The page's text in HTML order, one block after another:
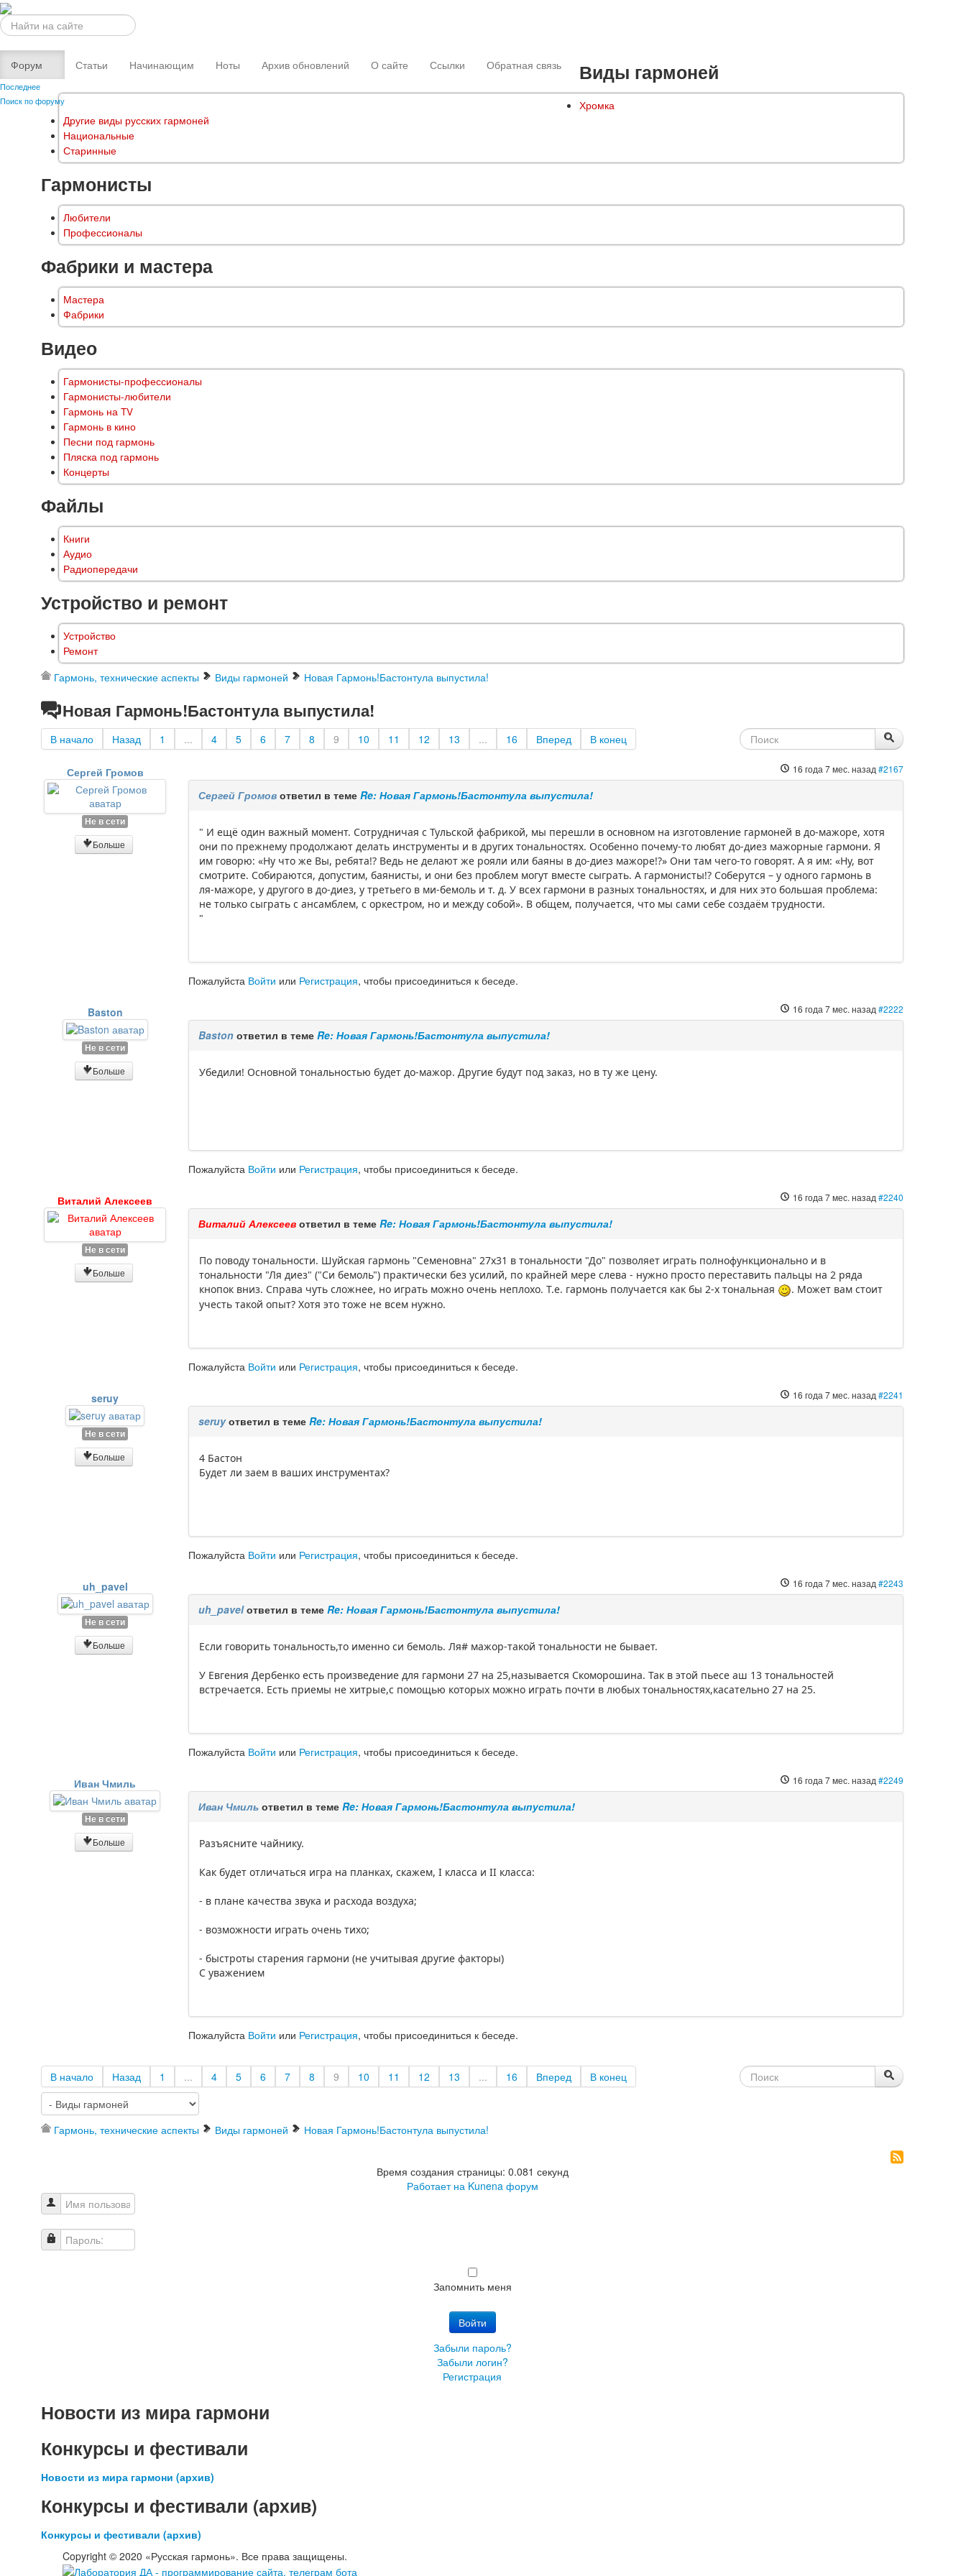
Искать...
Форум
Последнее
Поиск по форуму
Статьи Начинающим Ноты Архив обновлений О сайте Ссылки Обратная связь Виды гармоней
Хромка
Другие виды русских гармоней
Национальные
Старинные
Гармонисты
Любители
Профессионалы
Фабрики и мастера
Мастера
Фабрики
Видео
Гармонисты-профессионалы
Гармонисты-любители
Гармонь на TV
Гармонь в кино
Песни под гармонь
Пляска под гармонь
Концерты
Файлы
Книги
Аудио
Радиопередачи
Устройство и ремонт
Устройство
Ремонт
Гармонь, технические аспекты Виды гармоней Новая Гармонь!Бастонтула выпустила!
Новая Гармонь!Бастонтула выпустила!
В начало Назад 1 ... 4 5 6 7 8 9 10 11 12 13 ... 16 Вперед В конец
Сергей Громов
Не в сети
Больше
16 года 7 мес. назад #2167
Сергей Громов ответил в темеRe: Новая Гармонь!Бастонтула выпустила!
" И ещё один важный момент. Сотрудничая с Тульской фабрикой, мы перешли в основном на изготовление гармоней в до-мажоре, хотя
они по прежнему продолжают делать инструменты и в других тональностях. Особенно почему-то любят до-диез мажорные гармони. Я
им говорю: «Ну что же Вы, ребята!? Ведь не делают же рояли или баяны в до-диез мажоре!?» Они там чего-то говорят. А я им: «Ну, вот
смотрите. Собираются, допустим, баянисты, и они без проблем могут вместе сыграть. А гармонисты!? Соберутся – у одного гармонь в
ля-мажоре, у другого в до-диез, у третьего в ми-бемоль и т. д. У всех гармони в разных тональностях, и для них это большая проблема:
не только сыграть с ансамблем, с оркестром, но и между собой». В общем, получается, что мы сами себе создаём трудности.
"
Пожалуйста Войти или Регистрация, чтобы присоединиться к беседе.
Baston
Не в сети
Больше
16 года 7 мес. назад #2222
Baston ответил в темеRe: Новая Гармонь!Бастонтула выпустила!
Убедили! Основной тональностью будет до-мажор. Другие будут под заказ, но в ту же цену.
Пожалуйста Войти или Регистрация, чтобы присоединиться к беседе.
Виталий Алексеев
Не в сети
Больше
16 года 7 мес. назад #2240
Виталий Алексеев ответил в темеRe: Новая Гармонь!Бастонтула выпустила!
По поводу тональности. Шуйская гармонь "Семеновна" 27х31 в тональности "До" позволяет играть полнофункционально и в
тональности "Ля диез" ("Си бемоль") практически без усилий, по крайней мере слева - нужно просто переставить пальцы на 2 ряда
кнопок вниз. Справа чуть сложнее, но играть можно очень неплохо. Т.е. гармонь получается как бы 2-х тональная
. Может вам стоит
учесть такой опыт? Хотя это тоже не всем нужно.
Пожалуйста Войти или Регистрация, чтобы присоединиться к беседе.
seruy
Не в сети
Больше
16 года 7 мес. назад #2241
seruyответил в темеRe: Новая Гармонь!Бастонтула выпустила!
4 Бастон
Будет ли заем в ваших инструментах?
Пожалуйста Войти или Регистрация, чтобы присоединиться к беседе.
uh_pavel
Не в сети
Больше
16 года 7 мес. назад #2243
uh_pavelответил в темеRe: Новая Гармонь!Бастонтула выпустила!
Если говорить тональность,то именно си бемоль. Ля# мажор-такой тональности не бывает.
У Евгения Дербенко есть произведение для гармони 27 на 25,называется Скоморошина. Так в этой пьесе аш 13 тональностей
встречается. Есть приемы не хитрые,с помощью которых можно играть почти в любых тональностях,касательно 27 на 25.
Пожалуйста Войти или Регистрация, чтобы присоединиться к беседе.
Иван Чмиль
Не в сети
Больше
16 года 7 мес. назад #2249
Иван Чмиль ответил в темеRe: Новая Гармонь!Бастонтула выпустила!
Разъясните чайнику.
Как будет отличаться игра на планках, скажем, I класса и II класса:
- в плане качества звука и расхода воздуха;
- возможности играть очень тихо;
- быстроты старения гармони (не учитывая другие факторы)
С уважением
Пожалуйста Войти или Регистрация, чтобы присоединиться к беседе.
В начало Назад 1 ... 4 5 6 7 8 9 10 11 12 13 ... 16 Вперед В конец
Гармонь, технические аспекты Виды гармоней Новая Гармонь!Бастонтула выпустила!
Время создания страницы: 0.081 секунд
Работает на Kunena форум
Имя пользователя
Пароль:
Запомнить меня
Войти
Забыли пароль?
Забыли логин?
Регистрация
Новости из мира гармони
Конкурсы и фестивали
Новости из мира гармони (архив)
Конкурсы и фестивали (архив)
Конкурсы и фестивали (архив)
Copyright © 2020 «Русская гармонь». Все права защищены.